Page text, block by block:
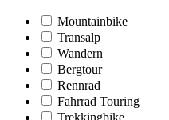
Mountainbike
Transalp
Wandern
Bergtour
Rennrad
Fahrrad Touring
Trekkingbike